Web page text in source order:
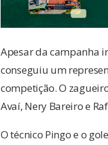
Apesar da campanha
conseguiu um
competição. O
Avaí, Nery Bareiro e
O técnico Pingo e o